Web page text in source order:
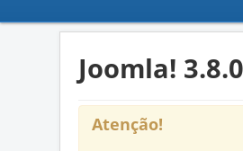
Joomla! 3.8.0
Atenção!